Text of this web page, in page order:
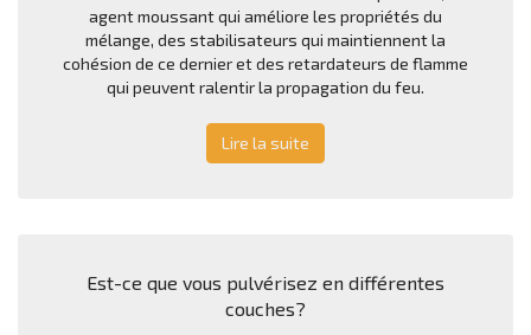
agent moussant qui améliore les propriétés du
mélange, des stabilisateurs qui maintiennent la
cohésion de ce dernier et des retardateurs de flamme
qui peuvent ralentir la propagation du feu.
Lire la suite
Est-ce que vous pulvérisez en différentes
couches?